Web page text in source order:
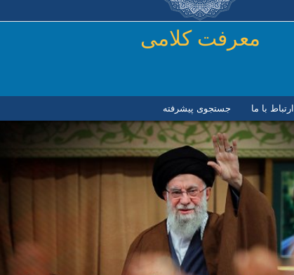
رفتن به محتوای اصلی
معرفت کلامی
ارتباط با ما جستجوی پیشرفته